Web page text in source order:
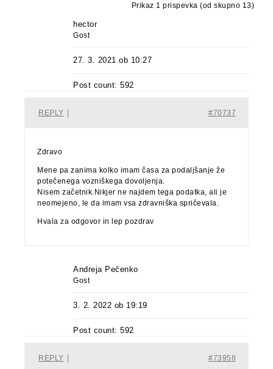
Prikaz 1 prispevka (od skupno 13)
hector
Gost
27. 3. 2021 ob 10:27
Post count: 592
#70737
REPLY
Zdravo
Mene pa zanima kolko imam časa za podaljšanje že
potečenega vozniškega dovoljenja.
Nisem začetnik.Nikjer ne najdem tega podatka, ali je
neomejeno, le da imam vsa zdravniška spričevala.
Hvala za odgovor in lep pozdrav
Andreja Pečenko
Gost
3. 2. 2022 ob 19:19
Post count: 592
#73958
REPLY